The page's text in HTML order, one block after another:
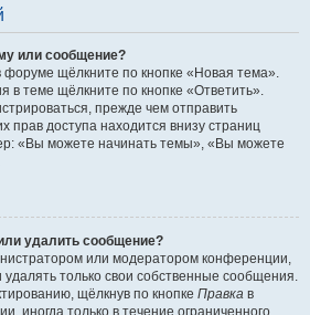
или сообщение?
щёлкните по кнопке «Новая тема».
теме щёлкните по кнопке «Ответить».
прежде чем отправить
доступа находится внизу страниц
«Вы можете начинать темы», «Вы можете
удалить сообщение?
или модератором конференции,
только свои собственные сообщения.
щёлкнув по кнопке Правка в